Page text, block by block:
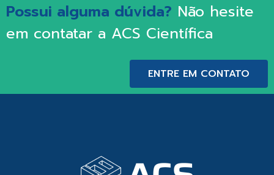
Possui alguma dúvida? Não hesite
em contatar a ACS Científica
ENTRE EM CONTATO